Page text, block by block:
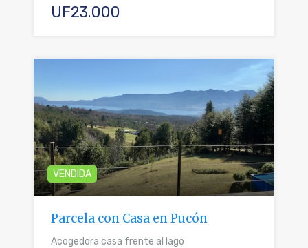
UF23.000
VENDIDA
Parcela con Casa en Pucón
Acogedora casa frente al lago